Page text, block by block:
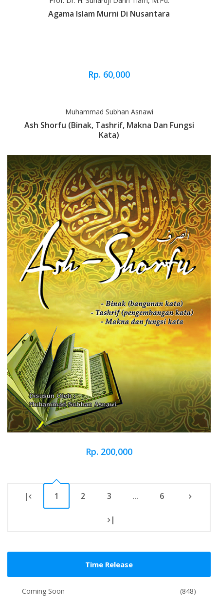
Agama Islam Murni Di Nusantara
Rp. 60,000
Muhammad Subhan Asnawi
Ash Shorfu (Binak, Tashrif, Makna Dan Fungsi
Kata)
Rp. 200,000
| 1 2 3 ... 6
|
Time Release
Coming Soon (848)